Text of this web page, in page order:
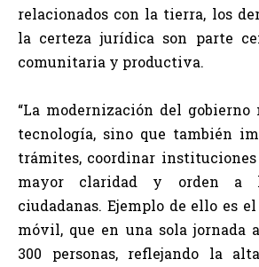
relacionados con la tierra, los
la certeza jurídica son parte
comunitaria y productiva.
“La modernización del
tecnología, sino que también
trámites, coordinar
mayor claridad y orden a
ciudadanas. Ejemplo de ello es
móvil, que en una sola jornada
300 personas, reflejando la